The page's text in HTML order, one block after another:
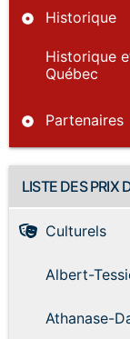
Historique
Historique
Québec
Partenaires
LISTE DES PRIX
Culturels
Albert-
Athanase-